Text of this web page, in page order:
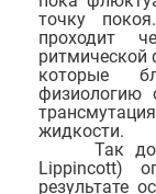
точку
проходит
ритмической
которые
физиологию
жидкости.
Так
Lippincott)
результате